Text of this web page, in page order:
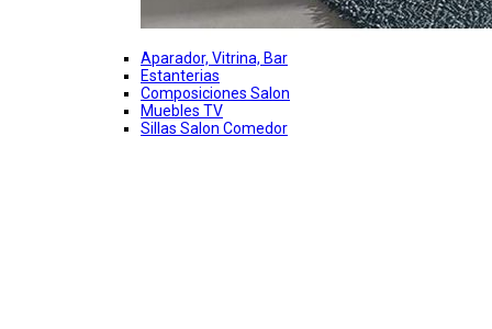
Aparador, Vitrina, Bar
Estanterias
Composiciones Salon
Muebles TV
Sillas Salon Comedor